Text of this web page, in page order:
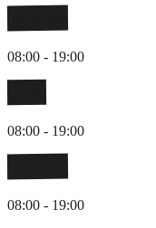
08:00 - 19:00
08:00 - 19:00
08:00 - 19:00